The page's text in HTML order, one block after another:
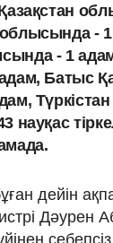
-
- 1
Батыс
науқас
дейін
Дәурен